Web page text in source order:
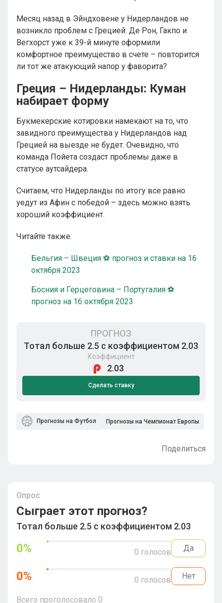
Месяц назад в Эйндховене у Нидерландов не
возникло проблем с Грецией. Де Рон, Гакпо и
Вегхорст уже к 39-й минуте оформили
комфортное преимущество в счете – повторится
ли тот же атакующий напор у фаворита?
Греция – Нидерланды: Куман
набирает форму
Букмекерские котировки намекают на то, что
завидного преимущества у Нидерландов над
Грецией на выезде не будет. Очевидно, что
команда Пойета создаст проблемы даже в
статусе аутсайдера.
Считаем, что Нидерланды по итогу все равно
уедут из Афин с победой – здесь можно взять
хороший коэффициент.
Читайте также:
Бельгия – Швеция ⚽ прогноз и ставки на 16
октября 2023
Босния и Герцеговина – Португалия ⚽
прогноз на 16 октября 2023
ПРОГНОЗ
Тотал больше 2.5 с коэффициентом 2.03
Коэффициент
2.03
Сделать ставку
Прогнозы на Футбол Прогнозы на Чемпионат Европы
Поделиться
Опрос
Сыграет этот прогноз?
Тотал больше 2.5 с коэффициентом 2.03
0% 0 голосов Да
0% 0 голосов Нет
Всего проголосовало 0